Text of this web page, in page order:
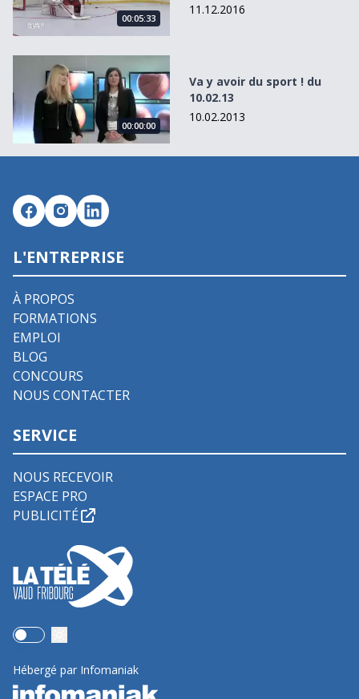
00:05:33
11.12.2016
Va y avoir du sport ! du 10.02.13
00:00:00
Va y avoir du sport ! du
10.02.13
10.02.2013
L'ENTREPRISE
À PROPOS
FORMATIONS
EMPLOI
BLOG
CONCOURS
NOUS CONTACTER
SERVICE
NOUS RECEVOIR
ESPACE PRO
PUBLICITÉ
Use setting
Hébergé par Infomaniak